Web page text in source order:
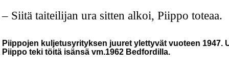
– Siitä taiteilijan ura sitten alkoi, Piippo toteaa.
Piippojen kuljetusyrityksen juuret ylettyvät vuoteen 1947.
Piippo teki töitä isänsä vm.1962 Bedfordilla.